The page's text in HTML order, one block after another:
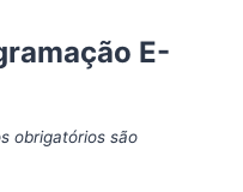
E-
obrigatórios são